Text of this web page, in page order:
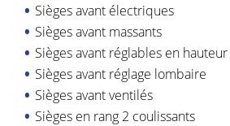
Sièges avant électriques
Sièges avant massants
Sièges avant réglables en
Sièges avant réglage lombaire
Sièges avant ventilés
Sièges en rang 2 coulissants